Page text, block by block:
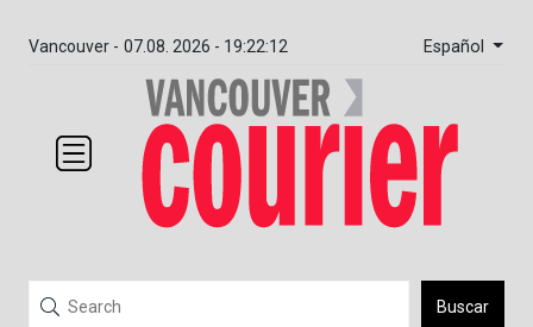
Vancouver - 07.08. 2026 - 19:22:12 Español
Buscar